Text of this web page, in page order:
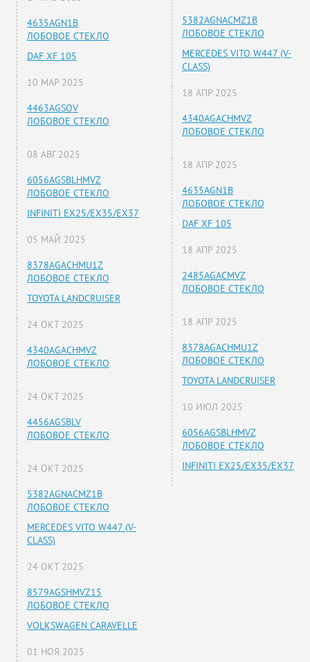
4635AGN1B
ЛОБОВОЕ СТЕКЛО
DAF XF 105
10 МАР 2025
4463AGSOV
ЛОБОВОЕ СТЕКЛО
08 АВГ 2025
6056AGSBLHMVZ
ЛОБОВОЕ СТЕКЛО
INFINITI EX25/EX35/EX37
05 МАЙ 2025
8378AGACHMU1Z
ЛОБОВОЕ СТЕКЛО
TOYOTA LANDCRUISER
24 ОКТ 2025
4340AGACHMVZ
ЛОБОВОЕ СТЕКЛО
24 ОКТ 2025
4456AGSBLV
ЛОБОВОЕ СТЕКЛО
24 ОКТ 2025
5382AGNACMZ1B
ЛОБОВОЕ СТЕКЛО
MERCEDES VITO W447 (V-
CLASS)
24 ОКТ 2025
8579AGSHMVZ15
ЛОБОВОЕ СТЕКЛО
VOLKSWAGEN CARAVELLE
01 НОЯ 2025
5382AGNACMZ1B
ЛОБОВОЕ СТЕКЛО
MERCEDES VITO W447 (V-
CLASS)
18 АПР 2025
4340AGACHMVZ
ЛОБОВОЕ СТЕКЛО
18 АПР 2025
4635AGN1B
ЛОБОВОЕ СТЕКЛО
DAF XF 105
18 АПР 2025
2485AGACMVZ
ЛОБОВОЕ СТЕКЛО
18 АПР 2025
8378AGACHMU1Z
ЛОБОВОЕ СТЕКЛО
TOYOTA LANDCRUISER
10 ИЮЛ 2025
6056AGSBLHMVZ
ЛОБОВОЕ СТЕКЛО
INFINITI EX25/EX35/EX37